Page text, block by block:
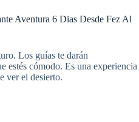
Aventura 6 Dias Desde Fez Al
Los guías te darán
estés cómodo. Es una experiencia
ver el desierto.